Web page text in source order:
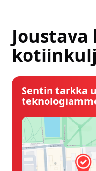
Sentin tarkka